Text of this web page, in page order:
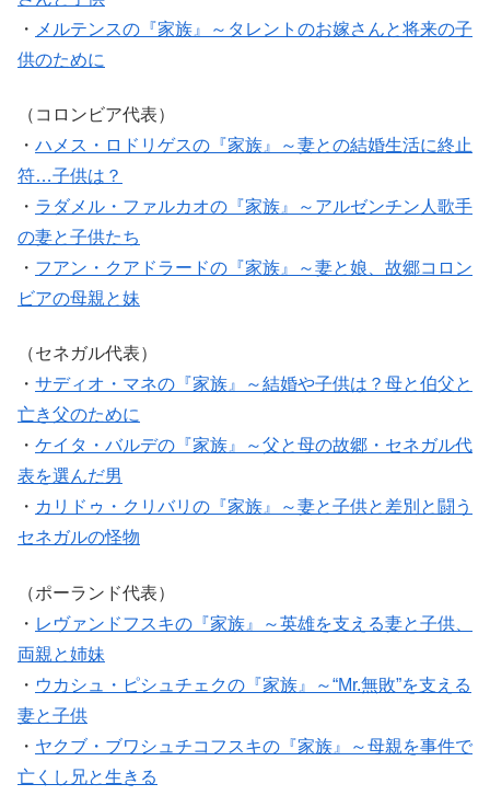
・ メルテンスの『家族』～タレントのお嫁さんと将来の子
供のために
（コロンビア代表）
・ ハメス・ロドリゲスの『家族』～妻との結婚生活に終止
符…子供は？
・ ラダメル・ファルカオの『家族』～アルゼンチン人歌手
の妻と子供たち
・ フアン・クアドラードの『家族』～妻と娘、故郷コロン
ビアの母親と妹
（セネガル代表）
・ サディオ・マネの『家族』～結婚や子供は？母と伯父と
亡き父のために
・ ケイタ・バルデの『家族』～父と母の故郷・セネガル代
表を選んだ男
・ カリドゥ・クリバリの『家族』～妻と子供と差別と闘う
セネガルの怪物
（ポーランド代表）
・ レヴァンドフスキの『家族』～英雄を支える妻と子供、
両親と姉妹
・ ウカシュ・ピシュチェクの『家族』～“Mr.無敗”を支える
妻と子供
・ ヤクブ・ブワシュチコフスキの『家族』～母親を事件で
亡くし兄と生きる